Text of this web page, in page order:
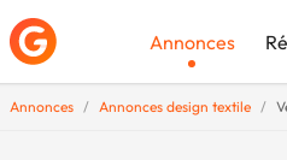
Annonces
Annonces Annonces design textile